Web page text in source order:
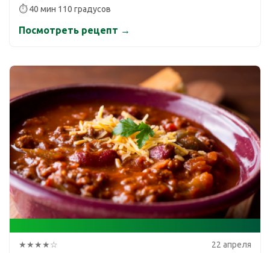
⏱ 40 мин 110 градусов
Посмотреть рецепт →
★★★★☆ 22 апреля